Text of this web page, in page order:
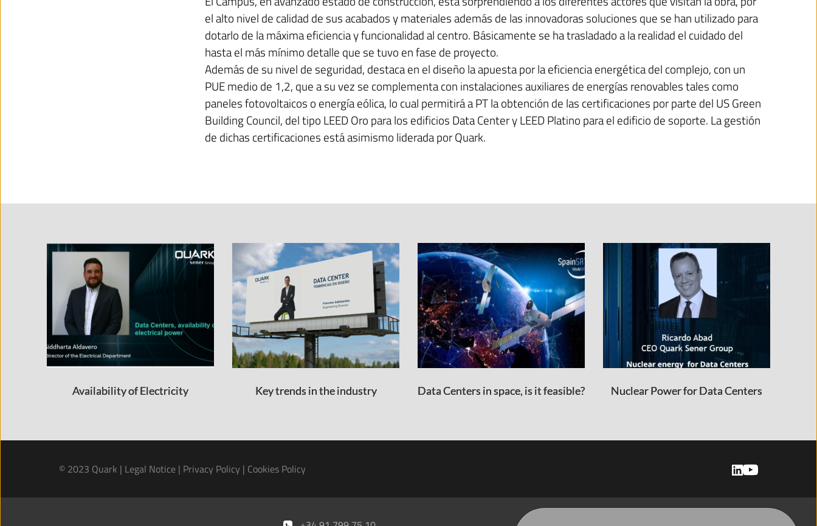
el alto nivel de calidad de sus acabados y materiales además de las innovadoras soluciones que se han utilizado para
dotarlo de la máxima eficiencia y funcionalidad al centro. Básicamente se ha trasladado a la realidad el cuidado del
hasta el más mínimo detalle que se tuvo en fase de proyecto.
Además de su nivel de seguridad, destaca en el diseño la apuesta por la eficiencia energética del complejo, con un
PUE medio de 1,2, que a su vez se complementa con instalaciones auxiliares de energías renovables tales como
paneles fotovoltaicos o energía eólica, lo cual permitirá a PT la obtención de las certificaciones por parte del US Green
Building Council, del tipo LEED Oro para los edificios Data Center y LEED Platino para el edificio de soporte. La gestión
de dichas certificaciones está asimismo liderada por Quark.
Availability of Electricity Key trends in the industry Data Centers in space, is it feasible? Nuclear Power for Data Centers
© 2023 Quark | Legal Notice | Privacy Policy | Cookies Policy